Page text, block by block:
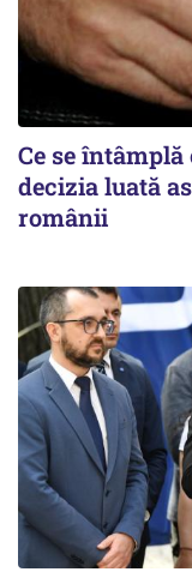
Ce se
decizia luată
românii